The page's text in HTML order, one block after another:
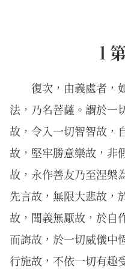
l
復次，由義處者，
法，乃名菩薩。謂於一
故，令入一切智智故，
故，堅牢勝意樂故，非
故，永作善友乃至涅槃
先言故，無限大悲故，
故，聞義無厭故，於自
而誨故，於一切威儀中
行施故，不依一切有趣